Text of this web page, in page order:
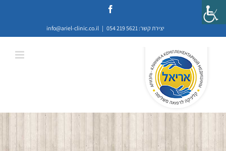
לתוכן
יצירת קשר: 5621 219 054 |
info@ariel-clinic.co.il